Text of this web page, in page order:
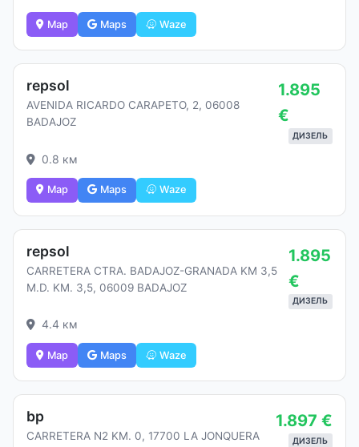
Map Maps Waze
repsol
AVENIDA RICARDO CARAPETO, 2, 06008
BADAJOZ
1.895
€
ДИЗЕЛЬ
0.8 км
Map Maps Waze
repsol
CARRETERA CTRA. BADAJOZ-GRANADA KM 3,5
M.D. KM. 3,5, 06009 BADAJOZ
1.895
€
ДИЗЕЛЬ
4.4 км
Map Maps Waze
bp
CARRETERA N2 KM. 0, 17700 LA JONQUERA
1.897 €
ДИЗЕЛЬ